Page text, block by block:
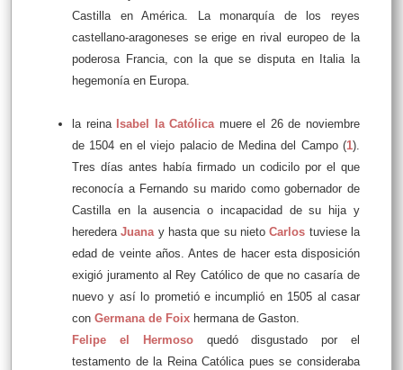
Castilla en América. La monarquía de los reyes
castellano-aragoneses se erige en rival europeo de la
poderosa Francia, con la que se disputa en Italia la
hegemonía en Europa.
la reina Isabel la Católica muere el 26 de noviembre
de 1504 en el viejo palacio de Medina del Campo (1).
Tres días antes había firmado un codicilo por el que
reconocía a Fernando su marido como gobernador de
Castilla en la ausencia o incapacidad de su hija y
herederaJuana y hasta que su nietoCarlos tuviese la
edad de veinte años. Antes de hacer esta disposición
exigió juramento al Rey Católico de que no casaría de
nuevo y así lo prometió e incumplió en 1505 al casar
con Germana de Foix hermana de Gaston.
Felipe el Hermoso
quedó disgustado por el
testamento de la Reina Católica pues se consideraba